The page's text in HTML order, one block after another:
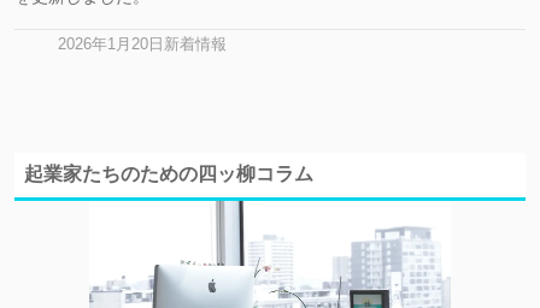
2026年1月20日新着情報
起業家たちのための四ッ柳コラム